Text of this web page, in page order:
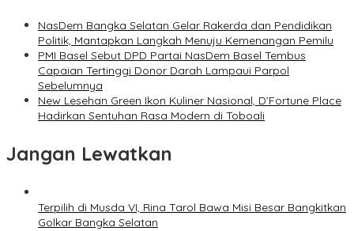
NasDem Bangka Selatan Gelar Rakerda dan Pendidikan
Politik, Mantapkan Langkah Menuju Kemenangan Pemilu
PMI Basel Sebut DPD Partai NasDem Basel Tembus
Capaian Tertinggi Donor Darah Lampaui Parpol
Sebelumnya
New Lesehan Green Ikon Kuliner Nasional, D’Fortune Place
Hadirkan Sentuhan Rasa Modern di Toboali
Jangan Lewatkan
Terpilih di Musda VI, Rina Tarol Bawa Misi Besar Bangkitkan
Golkar Bangka Selatan